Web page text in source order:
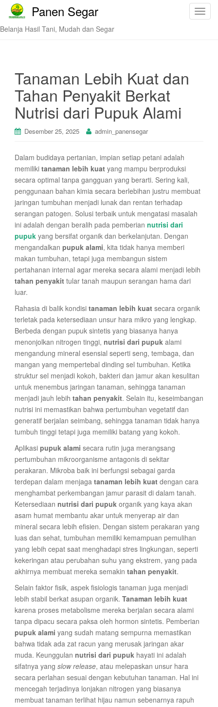
T
Panen Segar
Belanja Hasil Tani, Mudah dan Segar
Tanaman Lebih Kuat dan
Tahan Penyakit Berkat
Nutrisi dari Pupuk Alami
Desember 25, 2025 admin_panensegar
Dalam budidaya pertanian, impian setiap petani adalah
memiliki tanaman lebih kuat yang mampu berproduksi
secara optimal tanpa gangguan yang berarti. Sering kali,
penggunaan bahan kimia secara berlebihan justru membuat
jaringan tumbuhan menjadi lunak dan rentan terhadap
serangan patogen. Solusi terbaik untuk mengatasi masalah
ini adalah dengan beralih pada pemberian nutrisi dari
pupuk yang bersifat organik dan berkelanjutan. Dengan
mengandalkan pupuk alami, kita tidak hanya memberi
makan tumbuhan, tetapi juga membangun sistem
pertahanan internal agar mereka secara alami menjadi lebih
tahan penyakit tular tanah maupun serangan hama dari
luar.
Rahasia di balik kondisi tanaman lebih kuat secara organik
terletak pada ketersediaan unsur hara mikro yang lengkap.
Berbeda dengan pupuk sintetis yang biasanya hanya
menonjolkan nitrogen tinggi, nutrisi dari pupuk alami
mengandung mineral esensial seperti seng, tembaga, dan
mangan yang mempertebal dinding sel tumbuhan. Ketika
struktur sel menjadi kokoh, bakteri dan jamur akan kesulitan
untuk menembus jaringan tanaman, sehingga tanaman
menjadi jauh lebih tahan penyakit. Selain itu, keseimbangan
nutrisi ini memastikan bahwa pertumbuhan vegetatif dan
generatif berjalan seimbang, sehingga tanaman tidak hanya
tumbuh tinggi tetapi juga memiliki batang yang kokoh.
Aplikasi pupuk alami secara rutin juga merangsang
pertumbuhan mikroorganisme antagonis di sekitar
perakaran. Mikroba baik ini berfungsi sebagai garda
terdepan dalam menjaga tanaman lebih kuat dengan cara
menghambat perkembangan jamur parasit di dalam tanah.
Ketersediaan nutrisi dari pupuk organik yang kaya akan
asam humat membantu akar untuk menyerap air dan
mineral secara lebih efisien. Dengan sistem perakaran yang
luas dan sehat, tumbuhan memiliki kemampuan pemulihan
yang lebih cepat saat menghadapi stres lingkungan, seperti
kekeringan atau perubahan suhu yang ekstrem, yang pada
akhirnya membuat mereka semakin tahan penyakit.
Selain faktor fisik, aspek fisiologis tanaman juga menjadi
lebih stabil berkat asupan organik. Tanaman lebih kuat
karena proses metabolisme mereka berjalan secara alami
tanpa dipacu secara paksa oleh hormon sintetis. Pemberian
pupuk alami yang sudah matang sempurna memastikan
bahwa tidak ada zat racun yang merusak jaringan akar
muda. Keunggulan nutrisi dari pupuk hayati ini adalah
sifatnya yang slow release, atau melepaskan unsur hara
secara perlahan sesuai dengan kebutuhan tanaman. Hal ini
mencegah terjadinya lonjakan nitrogen yang biasanya
membuat tanaman terlihat hijau namun sebenarnya rapuh